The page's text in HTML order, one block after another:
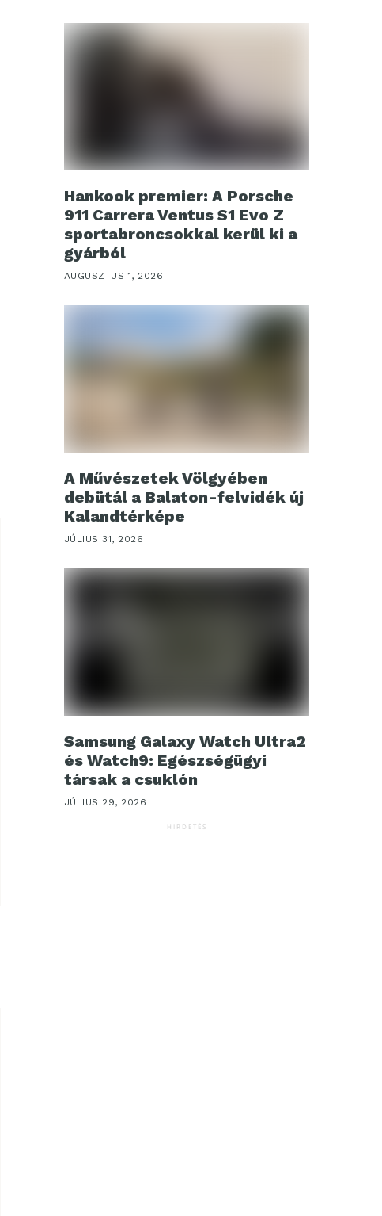
Hankook premier: A Porsche
911 Carrera Ventus S1 Evo Z
sportabroncsokkal kerül ki a
gyárból
AUGUSZTUS 1, 2026
A Művészetek Völgyében
debütál a Balaton-felvidék új
Kalandtérképe
JÚLIUS 31, 2026
Samsung Galaxy Watch Ultra2
és Watch9: Egészségügyi
társak a csuklón
JÚLIUS 29, 2026
HIRDETÉS